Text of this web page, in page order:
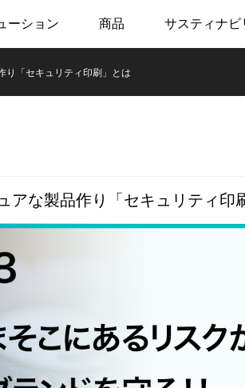
ーション 商品 サスティナビ
り「セキュリティ印刷」とは
アな製品作り「セキュリティ印